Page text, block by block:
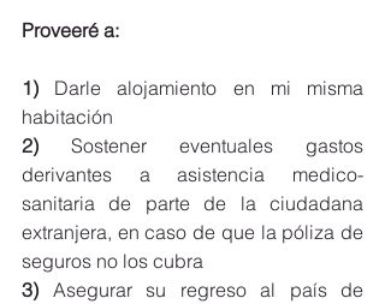
Proveeré a:
1) Darle alojamiento en mi misma
habitación
2) Sostener eventuales gastos
derivantes a asistencia medico-
sanitaria de parte de la ciudadana
extranjera, en caso de que la póliza de
seguros no los cubra
3) Asegurar su regreso al país de